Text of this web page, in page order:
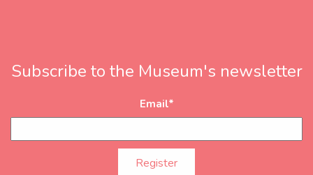
Subscribe to the Museum's newsletter
Email*